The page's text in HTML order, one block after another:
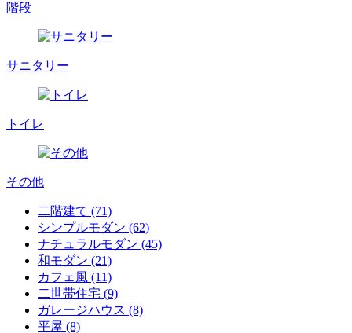
階段
サニタリー
トイレ
その他
二階建て (71)
シンプルモダン (62)
ナチュラルモダン (45)
和モダン (21)
カフェ風 (11)
二世帯住宅 (9)
ガレージハウス (8)
平屋 (8)